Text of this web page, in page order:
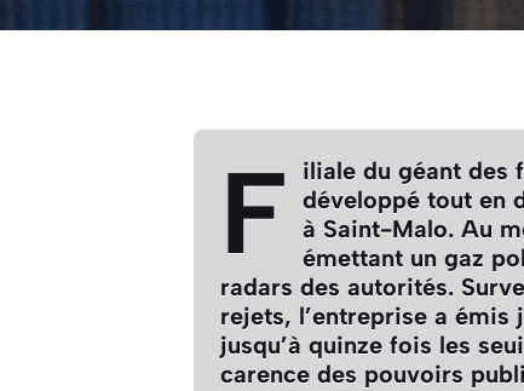
F
iliale du géant des
développé tout en
à Saint-Malo. Au
émettant un gaz
radars des autorités.
rejets, l’entreprise a émis
jusqu’à quinze fois les
carence des pouvoirs